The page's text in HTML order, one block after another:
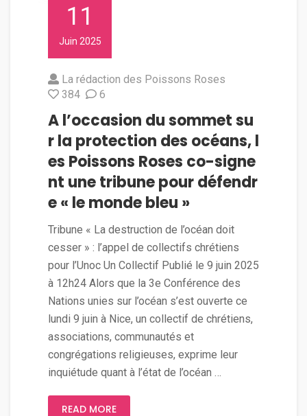
11
Juin 2025
La rédaction des Poissons Roses
384
6
A l’occasion du sommet su
r la protection des océans, l
es Poissons Roses co-signe
nt une tribune pour défendr
e « le monde bleu »
Tribune « La destruction de l’océan doit
cesser » : l’appel de collectifs chrétiens
pour l’Unoc Un Collectif Publié le 9 juin 2025
à 12h24 Alors que la 3e Conférence des
Nations unies sur l’océan s’est ouverte ce
lundi 9 juin à Nice, un collectif de chrétiens,
associations, communautés et
congrégations religieuses, exprime leur
inquiétude quant à l’état de l’océan …
READ MORE